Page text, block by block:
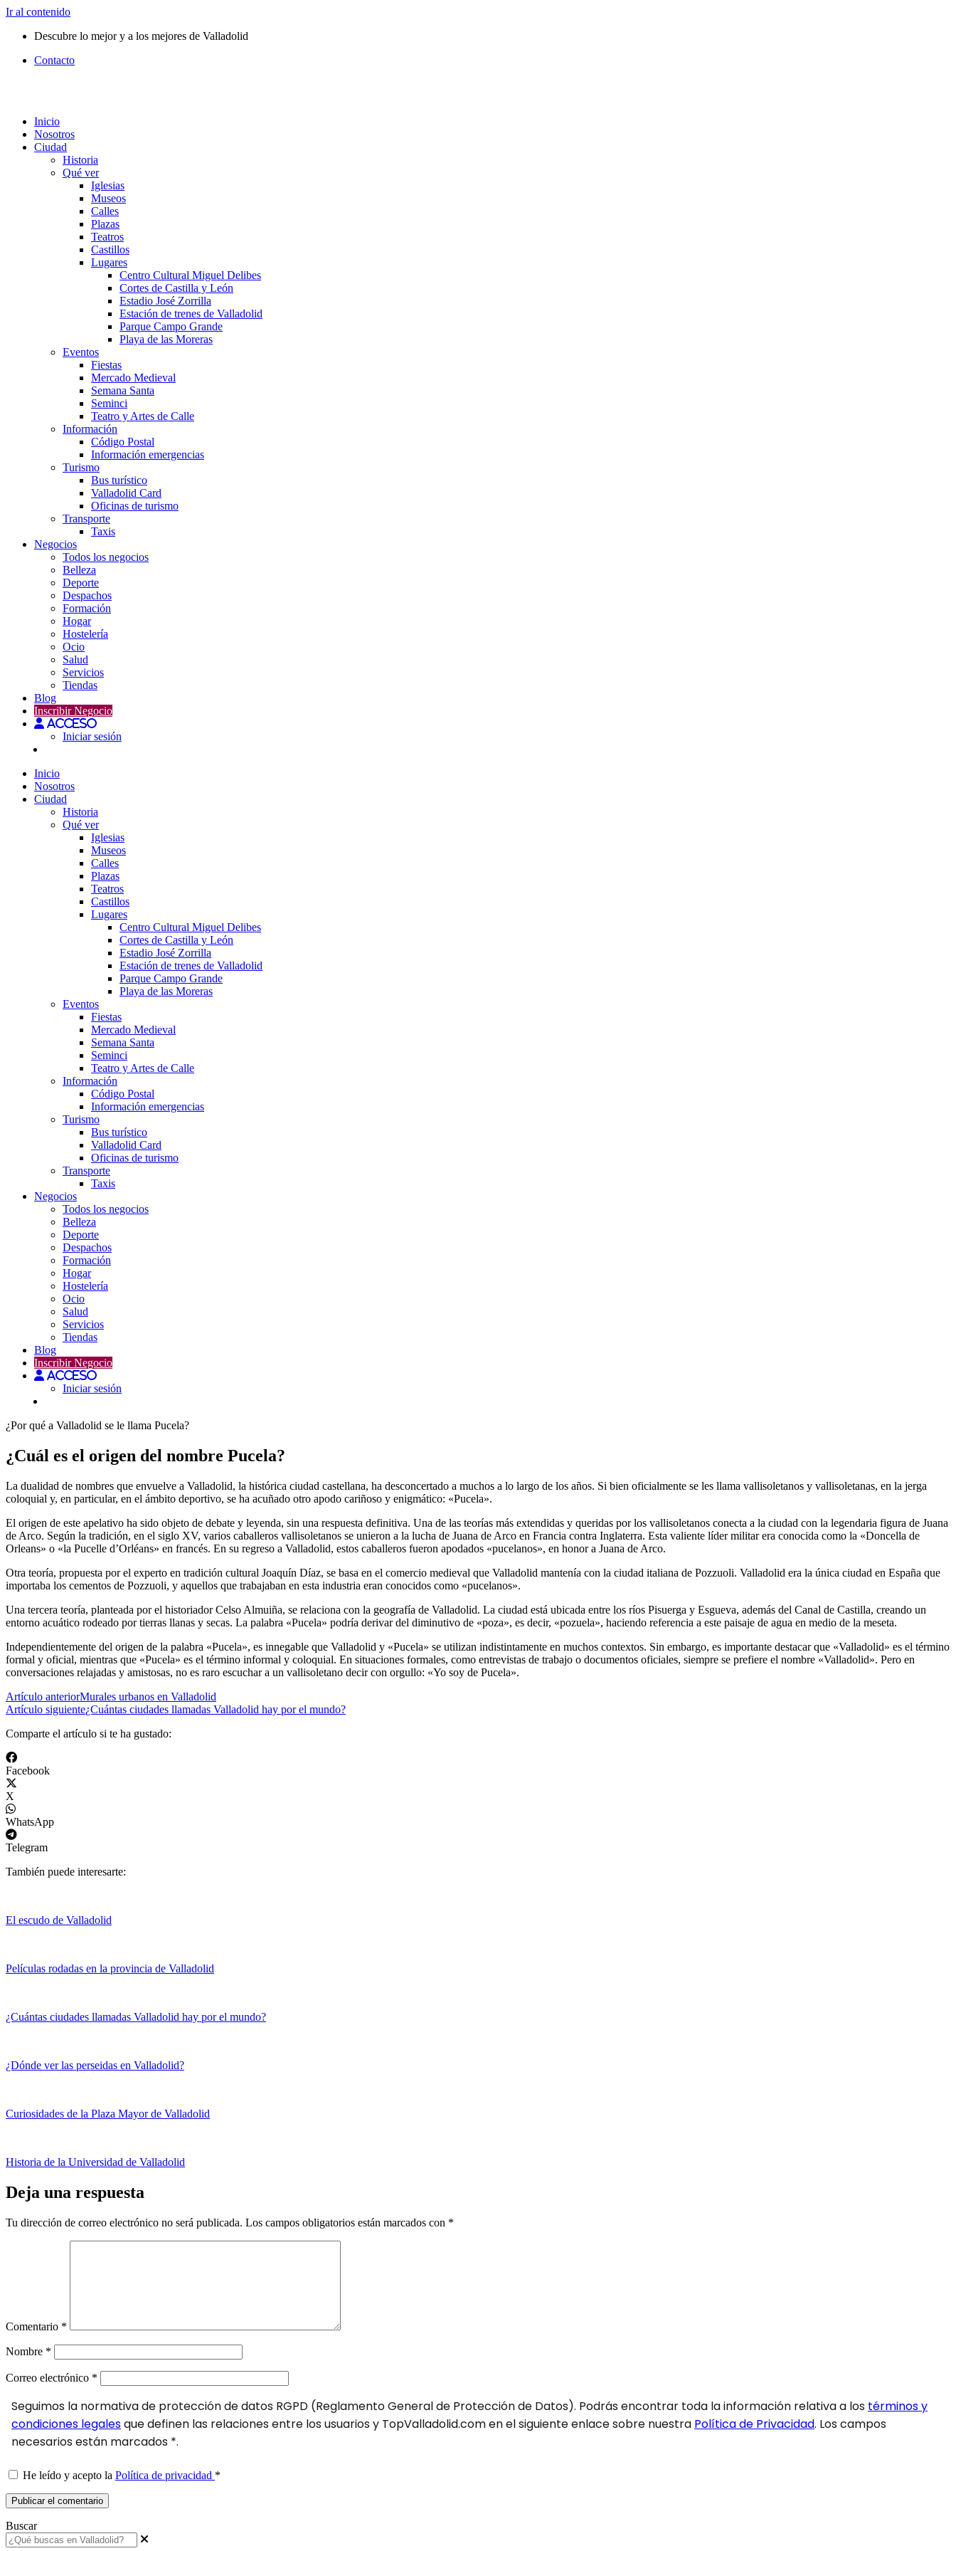
Ir al contenido
Descubre lo mejor y a los mejores de Valladolid
Contacto
Inicio
Nosotros
Ciudad
Historia
Qué ver
Iglesias
Museos
Calles
Plazas
Teatros
Castillos
Lugares
Centro Cultural Miguel Delibes
Cortes de Castilla y León
Estadio José Zorrilla
Estación de trenes de Valladolid
Parque Campo Grande
Playa de las Moreras
Eventos
Fiestas
Mercado Medieval
Semana Santa
Seminci
Teatro y Artes de Calle
Información
Código Postal
Información emergencias
Turismo
Bus turístico
Valladolid Card
Oficinas de turismo
Transporte
Taxis
Negocios
Todos los negocios
Belleza
Deporte
Despachos
Formación
Hogar
Hostelería
Ocio
Salud
Servicios
Tiendas
Blog
Inscribir Negocio
Acceso
Iniciar sesión
Inicio
Nosotros
Ciudad
Historia
Qué ver
Iglesias
Museos
Calles
Plazas
Teatros
Castillos
Lugares
Centro Cultural Miguel Delibes
Cortes de Castilla y León
Estadio José Zorrilla
Estación de trenes de Valladolid
Parque Campo Grande
Playa de las Moreras
Eventos
Fiestas
Mercado Medieval
Semana Santa
Seminci
Teatro y Artes de Calle
Información
Código Postal
Información emergencias
Turismo
Bus turístico
Valladolid Card
Oficinas de turismo
Transporte
Taxis
Negocios
Todos los negocios
Belleza
Deporte
Despachos
Formación
Hogar
Hostelería
Ocio
Salud
Servicios
Tiendas
Blog
Inscribir Negocio
Acceso
Iniciar sesión
¿Por qué a Valladolid se le llama Pucela?
¿Cuál es el origen del nombre Pucela?
La dualidad de nombres que envuelve a Valladolid, la histórica ciudad castellana, ha desconcertado a muchos a lo largo de los años. Si bien oficialmente se les llama vallisoletanos y vallisoletanas, en la jerga
coloquial y, en particular, en el ámbito deportivo, se ha acuñado otro apodo cariñoso y enigmático: «Pucela».
El origen de este apelativo ha sido objeto de debate y leyenda, sin una respuesta definitiva. Una de las teorías más extendidas y queridas por los vallisoletanos conecta a la ciudad con la legendaria figura de Juana
de Arco. Según la tradición, en el siglo XV, varios caballeros vallisoletanos se unieron a la lucha de Juana de Arco en Francia contra Inglaterra. Esta valiente líder militar era conocida como la «Doncella de
Orleans» o «la Pucelle d’Orléans» en francés. En su regreso a Valladolid, estos caballeros fueron apodados «pucelanos», en honor a Juana de Arco.
Otra teoría, propuesta por el experto en tradición cultural Joaquín Díaz, se basa en el comercio medieval que Valladolid mantenía con la ciudad italiana de Pozzuoli. Valladolid era la única ciudad en España que
importaba los cementos de Pozzuoli, y aquellos que trabajaban en esta industria eran conocidos como «pucelanos».
Una tercera teoría, planteada por el historiador Celso Almuiña, se relaciona con la geografía de Valladolid. La ciudad está ubicada entre los ríos Pisuerga y Esgueva, además del Canal de Castilla, creando un
entorno acuático rodeado por tierras llanas y secas. La palabra «Pucela» podría derivar del diminutivo de «poza», es decir, «pozuela», haciendo referencia a este paisaje de agua en medio de la meseta.
Independientemente del origen de la palabra «Pucela», es innegable que Valladolid y «Pucela» se utilizan indistintamente en muchos contextos. Sin embargo, es importante destacar que «Valladolid» es el término
formal y oficial, mientras que «Pucela» es el término informal y coloquial. En situaciones formales, como entrevistas de trabajo o documentos oficiales, siempre se prefiere el nombre «Valladolid». Pero en
conversaciones relajadas y amistosas, no es raro escuchar a un vallisoletano decir con orgullo: «Yo soy de Pucela».
Artículo anteriorMurales urbanos en Valladolid
Artículo siguiente¿Cuántas ciudades llamadas Valladolid hay por el mundo?
Comparte el artículo si te ha gustado:
Facebook
X
WhatsApp
Telegram
También puede interesarte:
El escudo de Valladolid
Películas rodadas en la provincia de Valladolid
¿Cuántas ciudades llamadas Valladolid hay por el mundo?
¿Dónde ver las perseidas en Valladolid?
Curiosidades de la Plaza Mayor de Valladolid
Historia de la Universidad de Valladolid
Deja una respuesta
Tu dirección de correo electrónico no será publicada. Los campos obligatorios están marcados con *
Comentario *
Nombre *
Correo electrónico *
Seguimos la normativa de protección de datos RGPD (Reglamento General de Protección de Datos). Podrás encontrar toda la información relativa a los términos y
condiciones legalesque definen las relaciones entre los usuarios y TopValladolid.com en el siguiente enlace sobre nuestra Política de Privacidad. Los campos
necesarios están marcados *.
He leído y acepto la Política de privacidad *
Buscar